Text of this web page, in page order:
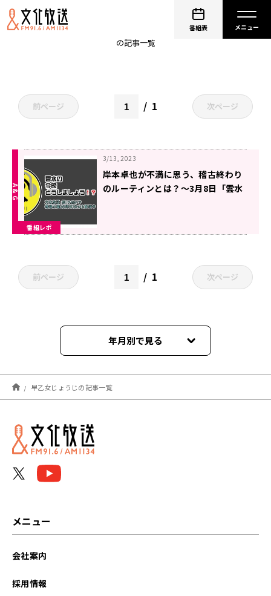
番組表
の記事一覧
前ページ 1 次ページ
番組レポ
3/13, 2023
岸本卓也が不満に思う、稽古終わり
のルーティンとは？〜3月8日「雲水
前ページ 1 次ページ
年月別で見る
2023年10月
2023年09月
2023年08月
早乙女じょうじの記事一覧
メニュー
会社案内
採用情報